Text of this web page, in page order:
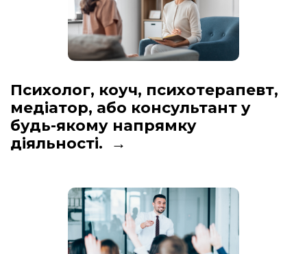
Психолог, коуч, психотерапевт,
медіатор, або консультант у
будь-якому напрямку
діяльності. →